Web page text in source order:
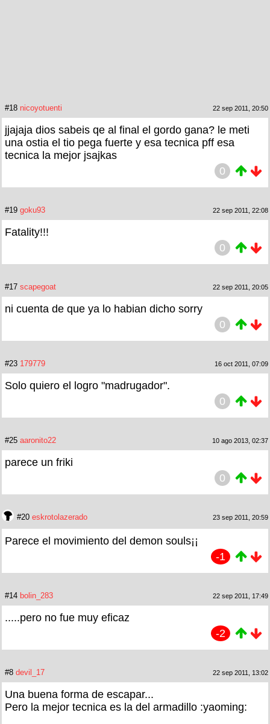
#18 nicoyotuenti 22 sep 2011, 20:50
jjajaja dios sabeis qe al final el gordo gana? le meti
una ostia el tio pega fuerte y esa tecnica pff esa
tecnica la mejor jsajkas
0
#19 goku93 22 sep 2011, 22:08
Fatality!!!
0
#17 scapegoat 22 sep 2011, 20:05
ni cuenta de que ya lo habian dicho sorry
0
#23 179779 16 oct 2011, 07:09
Solo quiero el logro "madrugador".
0
#25 aaronito22 10 ago 2013, 02:37
parece un friki
0
#20 eskrotolazerado 23 sep 2011, 20:59
Parece el movimiento del demon souls¡¡
-1
#14 bolin_283 22 sep 2011, 17:49
.....pero no fue muy eficaz
-2
#8 devil_17 22 sep 2011, 13:02
Una buena forma de escapar...
Pero la mejor tecnica es la del armadillo :yaoming: